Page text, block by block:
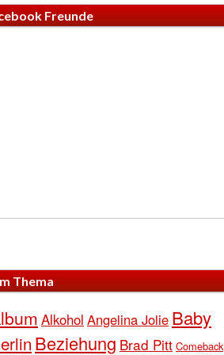
Freunde
Thema
Alkohol Angelina Jolie Baby
Beziehung Brad Pitt Comeback